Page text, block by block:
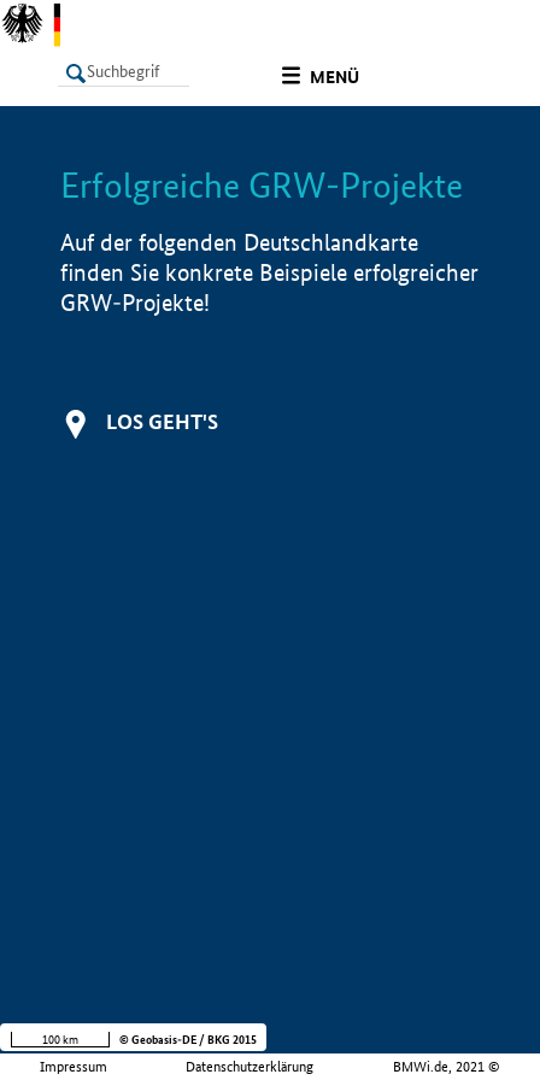
MENÜ
LISTE Info
Erfolgreiche GRW-Projekte
Auf der folgenden Deutschlandkarte
finden Sie konkrete Beispiele erfolgreicher
GRW-Projekte!
LOS GEHT'S
Impressum Datenschutzerklärung BMWi.de, 2021 ©
100 km © Geobasis-DE / BKG 2015